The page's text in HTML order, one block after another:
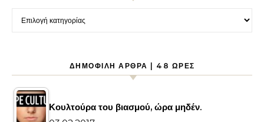
Kατηγορίες
ΔΗΜΟΦΙΛΉ ΆΡΘΡΑ | 48 ΏΡΕΣ
Κουλτούρα του βιασμού, ώρα μηδέν.